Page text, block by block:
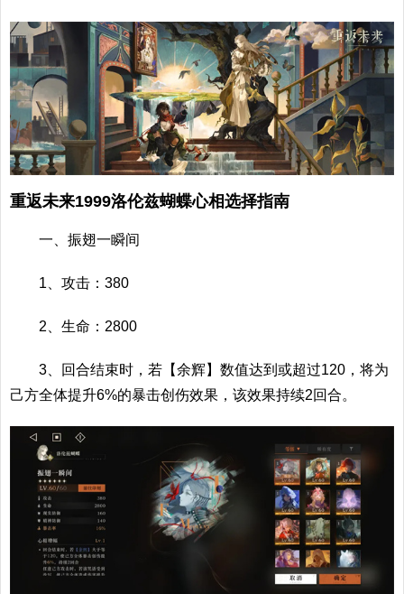
重返未来1999洛伦兹蝴蝶心相选择指南
一、振翅一瞬间
1、攻击：380
2、生命：2800
3、回合结束时，若【余辉】数值达到或超过120，将为
己方全体提升6%的暴击创伤效果，该效果持续2回合。